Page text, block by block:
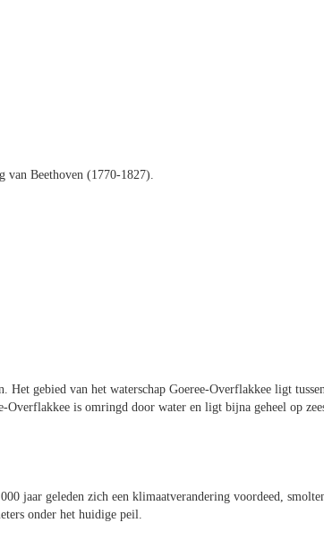
Beethoven (1770-1827).
gebied van het waterschap Goeree-Overflakkee ligt
is omringd door water en ligt bijna geheel op
jaar geleden zich een klimaatverandering voordeed,
onder het huidige peil.